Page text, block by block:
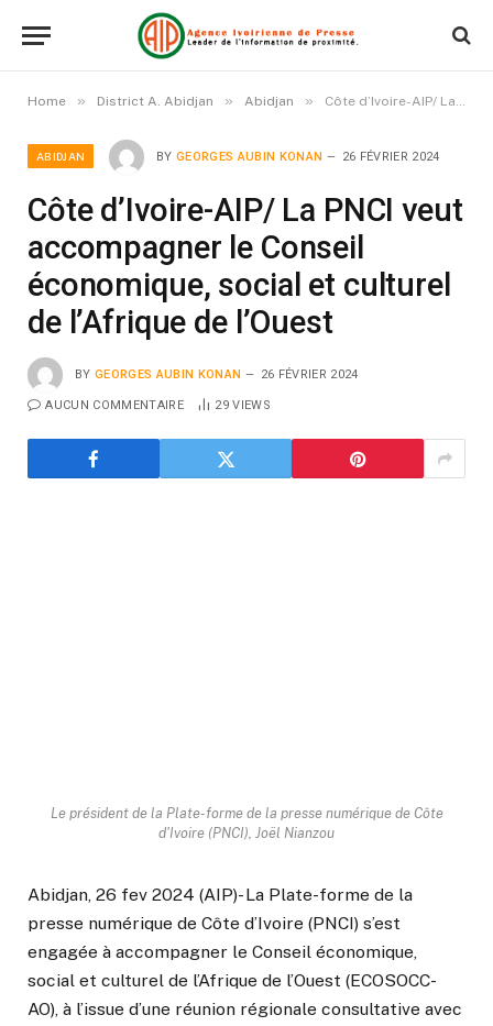
Home » District A. Abidjan » Abidjan » Côte d’Ivoire-AIP/ La PNCI veut accompagner le Conseil économique, social et culturel de l’Afrique de l’Ouest
ABIDJAN BY GEORGES AUBIN KONAN 26 FÉVRIER 2024
Côte d’Ivoire-AIP/ La PNCI veut
accompagner le Conseil
économique, social et culturel
de l’Afrique de l’Ouest
BY GEORGES AUBIN KONAN 26 FÉVRIER 2024
AUCUN COMMENTAIRE 29VIEWS
Le président de la Plate-forme de la presse numérique de Côte
d'Ivoire (PNCI), Joël Nianzou
Abidjan, 26 fev 2024 (AIP)- La Plate-forme de la
presse numérique de Côte d’Ivoire (PNCI) s’est
engagée à accompagner le Conseil économique,
social et culturel de l’Afrique de l’Ouest (ECOSOCC-
AO), à l’issue d’une réunion régionale consultative avec